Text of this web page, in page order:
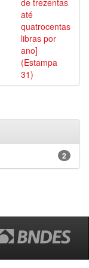
de trezentas
até
quatrocentas
libras por
ano]
(Estampa
31)
2